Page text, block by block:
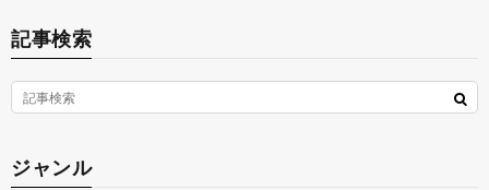
記事検索
ジャンル